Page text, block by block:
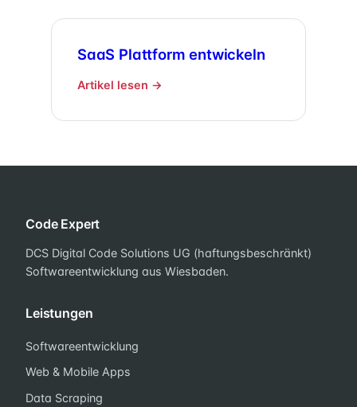
SaaS Plattform entwickeln
Artikel lesen →
Code Expert
DCS Digital Code Solutions UG (haftungsbeschränkt)
Softwareentwicklung aus Wiesbaden.
Leistungen
Softwareentwicklung
Web & Mobile Apps
Data Scraping